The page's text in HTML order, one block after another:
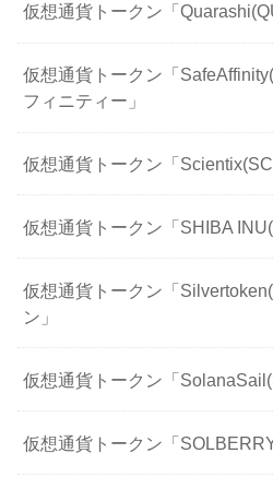
仮想通貨トークン「
仮想通貨トークン「
フィニティー」
仮想通貨トークン「
仮想通貨トークン「SHIBA
仮想通貨トークン「
ン」
仮想通貨トークン「
仮想通貨トークン「